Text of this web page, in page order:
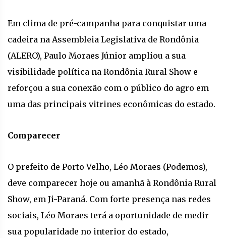
Em clima de pré-campanha para conquistar uma
cadeira na Assembleia Legislativa de Rondônia
(ALERO), Paulo Moraes Júnior ampliou a sua
visibilidade política na Rondônia Rural Show e
reforçou a sua conexão com o público do agro em
uma das principais vitrines econômicas do estado.
Comparecer
O prefeito de Porto Velho, Léo Moraes (Podemos),
deve comparecer hoje ou amanhã à Rondônia Rural
Show, em Ji-Paraná. Com forte presença nas redes
sociais, Léo Moraes terá a oportunidade de medir
sua popularidade no interior do estado,